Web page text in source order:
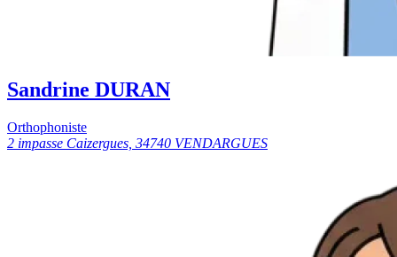
Sandrine DURAN
Orthophoniste
2 impasse Caizergues, 34740 VENDARGUES